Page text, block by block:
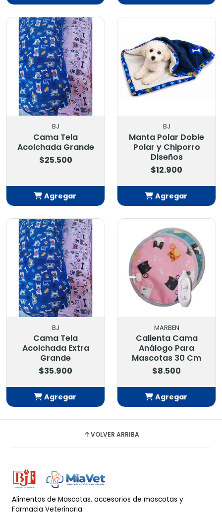
BJ
Cama Tela
Acolchada Grande
$25.500
Agregar
BJ
Manta Polar Doble
Polar y Chiporro
Diseños
$12.900
Agregar
BJ
Cama Tela
Acolchada Extra
Grande
$35.900
Agregar
MARBEN
Calienta Cama
Análogo Para
Mascotas 30 Cm
$8.500
Agregar
VOLVER ARRIBA
Alimentos de Mascotas, accesorios de mascotas y
Farmacia Veterinaria.